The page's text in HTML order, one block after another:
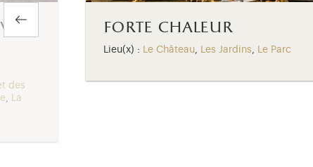
des
La
forte chaleur
Lieu(x) : Le Château Les Jardins Le Parc